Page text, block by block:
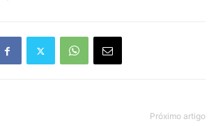
Próximo artigo